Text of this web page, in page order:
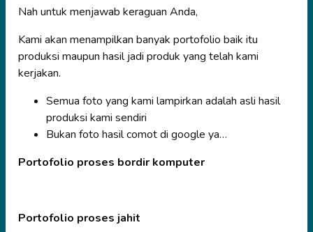
Nah untuk menjawab keraguan Anda,
Kami akan menampilkan banyak portofolio baik itu
produksi maupun hasil jadi produk yang telah kami
kerjakan.
Semua foto yang kami lampirkan adalah asli hasil
produksi kami sendiri
Bukan foto hasil comot di google ya…
Portofolio proses bordir komputer
Portofolio proses jahit